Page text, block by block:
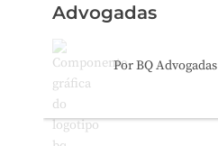
Advogadas
PorBQ Advogadas